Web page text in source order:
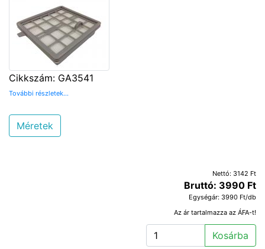
Cikkszám: GA3541
További részletek...
Méretek
Nettó: 3142 Ft
Bruttó: 3990 Ft
Egységár: 3990 Ft/db
Az ár tartalmazza az ÁFA-t!
Kosárba